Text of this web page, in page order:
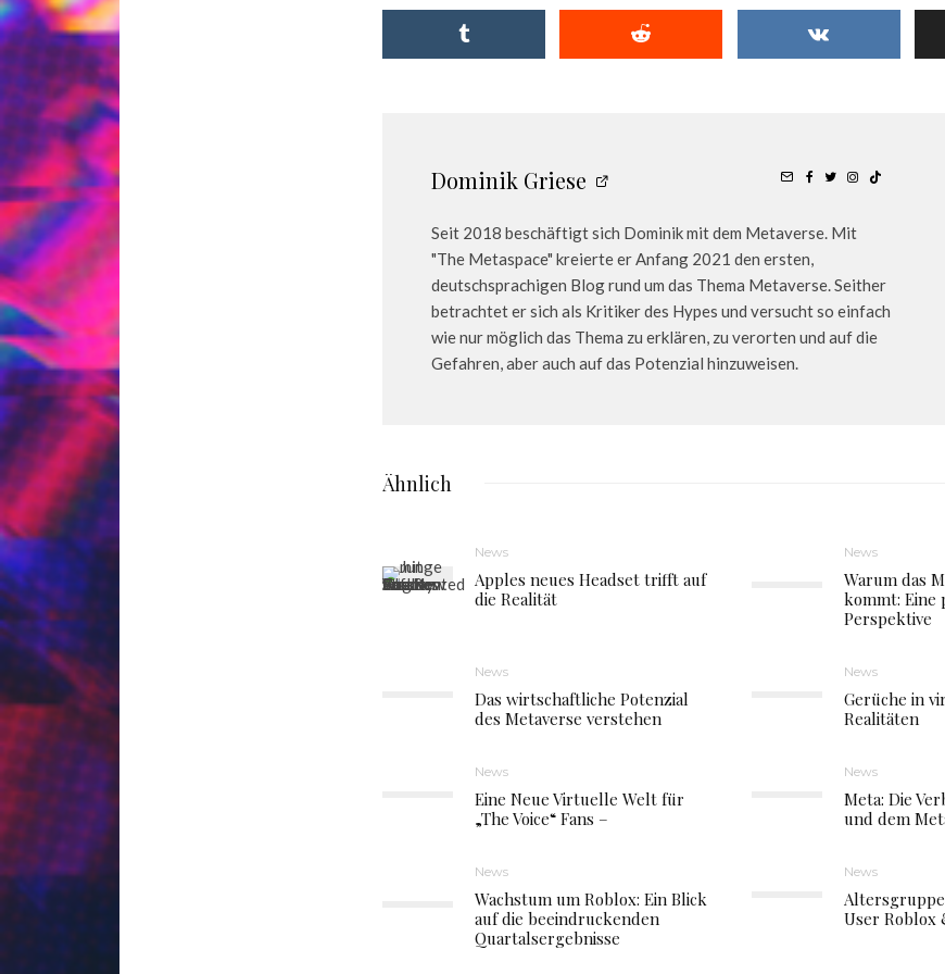
Dominik Griese
Seit 2018 beschäftigt sich Dominik mit dem Metaverse. Mit
"The Metaspace" kreierte er Anfang 2021 den ersten,
deutschsprachigen Blog rund um das Thema Metaverse. Seither
betrachtet er sich als Kritiker des Hypes und versucht so einfach
wie nur möglich das Thema zu erklären, zu verorten und auf die
Gefahren, aber auch auf das Potenzial hinzuweisen.
Ähnlich
News
Apples neues Headset trifft auf
die Realität
News
Warum das
kommt: Eine
Perspektive
News
Das wirtschaftliche Potenzial
des Metaverse verstehen
News
Gerüche in
Realitäten
News
Eine Neue Virtuelle Welt für
„The Voice“ Fans –
News
Meta: Die
und dem
News
Wachstum um Roblox: Ein Blick
auf die beeindruckenden
Quartalsergebnisse
News
User Roblox